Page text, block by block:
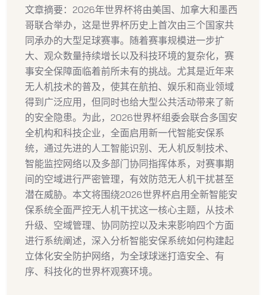
文章摘要：2026年世界杯将由美国、加拿大和墨西
哥联合举办，这是世界杯历史上首次由三个国家共
同承办的大型足球赛事。随着赛事规模进一步扩
大、观众数量持续增长以及科技环境的复杂化，赛
事安全保障面临着前所未有的挑战。尤其是近年来
无人机技术的普及，使其在航拍、娱乐和商业领域
得到广泛应用，但同时也给大型公共活动带来了新
的安全隐患。为此，2026世界杯组委会联合多国安
全机构和科技企业，全面启用新一代智能安保系
统，通过先进的人工智能识别、无人机反制技术、
智能监控网络以及多部门协同指挥体系，对赛事期
间的空域进行严密管理，有效防范无人机干扰甚至
潜在威胁。本文将围绕2026世界杯启用全新智能安
保系统全面严控无人机干扰这一核心主题，从技术
升级、空域管理、协同防控以及未来影响四个方面
进行系统阐述，深入分析智能安保系统如何构建起
立体化安全防护网络，为全球球迷打造安全、有
序、科技化的世界杯观赛环境。